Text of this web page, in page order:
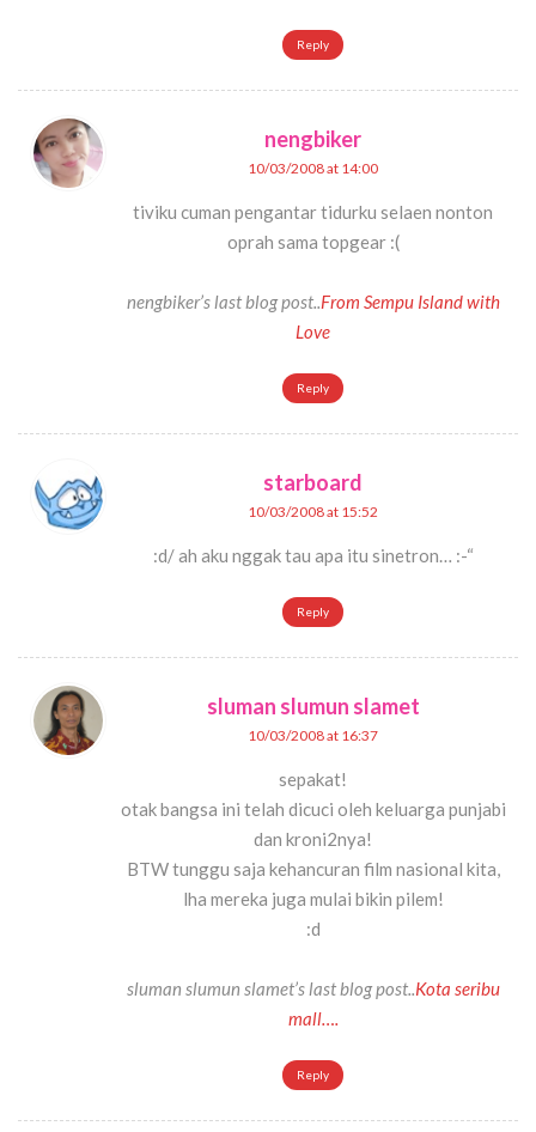
Reply
nengbiker
10/03/2008 at 14:00
tiviku cuman pengantar tidurku selaen nonton
oprah sama topgear :(
nengbiker’s last blog post..From Sempu Island with
Love
Reply
starboard
10/03/2008 at 15:52
:d/ ah aku nggak tau apa itu sinetron… :-“
Reply
sluman slumun slamet
10/03/2008 at 16:37
sepakat!
otak bangsa ini telah dicuci oleh keluarga punjabi
dan kroni2nya!
BTW tunggu saja kehancuran film nasional kita,
lha mereka juga mulai bikin pilem!
:d
sluman slumun slamet’s last blog post..Kota seribu
mall….
Reply